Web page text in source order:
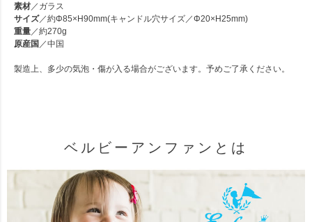
素材／ガラス
サイズ／約Φ85×H90mm(キャンドル穴サイズ／Φ20×H25mm)
重量／約270g
原産国 ／中国
製造上、多少の気泡・傷が入る場合がございます。予めご了承ください。
ベルビーアンファンとは